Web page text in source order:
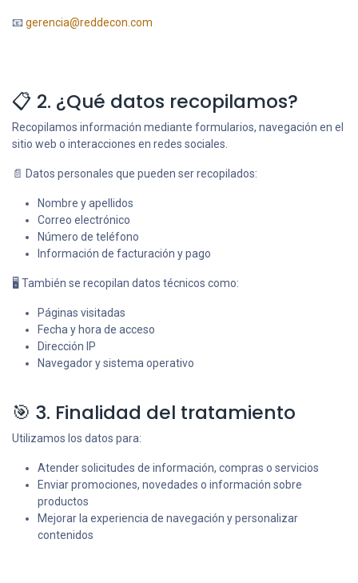
📧 gerencia@reddecon.com
📋 2. ¿Qué datos recopilamos?
Recopilamos información mediante formularios, navegación en el
sitio web o interacciones en redes sociales.
📄 Datos personales que pueden ser recopilados:
Nombre y apellidos
Correo electrónico
Número de teléfono
Información de facturación y pago
🖥 También se recopilan datos técnicos como:
Páginas visitadas
Fecha y hora de acceso
Dirección IP
Navegador y sistema operativo
🎯 3. Finalidad del tratamiento
Utilizamos los datos para:
Atender solicitudes de información, compras o servicios
Enviar promociones, novedades o información sobre
productos
Mejorar la experiencia de navegación y personalizar
contenidos